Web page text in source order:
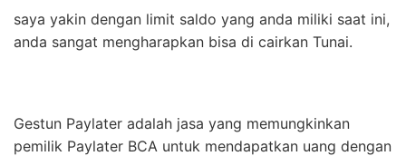
saya yakin dengan limit saldo yang anda miliki saat ini,
anda sangat mengharapkan bisa di cairkan Tunai.
Gestun Paylater adalah jasa yang memungkinkan
pemilik Paylater BCA untuk mendapatkan uang dengan